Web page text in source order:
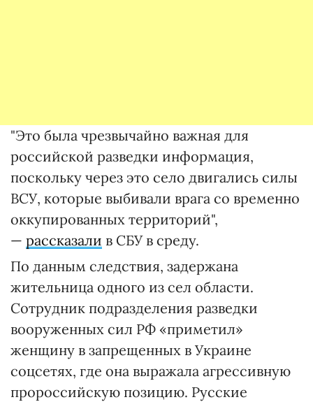
"Это была чрезвычайно важная для
российской разведки информация,
поскольку через это село двигались силы
ВСУ, которые выбивали врага со временно
оккупированных территорий",
— рассказали в СБУ в среду.
По данным следствия, задержана
жительница одного из сел области.
Сотрудник подразделения разведки
вооруженных сил РФ «приметил»
женщину в запрещенных в Украине
соцсетях, где она выражала агрессивную
пророссийскую позицию. Русские